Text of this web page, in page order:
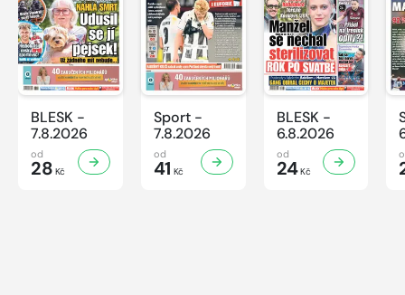
BLESK -
7.8.2026
od
28 Kč
Sport -
7.8.2026
od
41 Kč
BLESK -
6.8.2026
od
24Kč